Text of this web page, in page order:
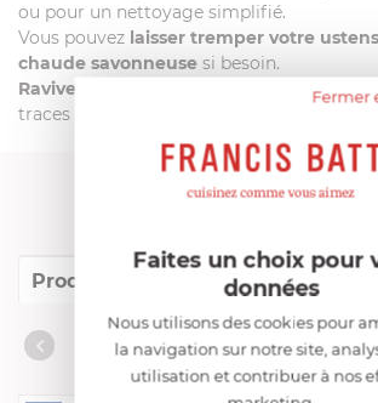
ou pour un nettoyage simplifié.
Vous pouvez laisser tremper votre
chaude savonneuse si besoin.
Ravivez votre inox
avec le nettoyant
traces restantes.
FRANCIS BATT
Produits conseillés
Consommables complémentaires
Livres de cuisine
PRODUITS
Fermer
Faites un choix pour
données
Nous utilisons des cookies pour
la navigation sur notre site,
utilisation et contribuer à nos